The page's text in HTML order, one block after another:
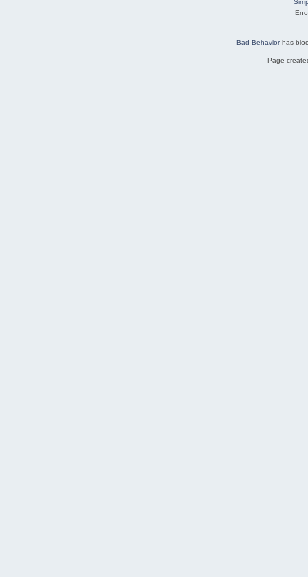
Bad Behaviorhas
Page